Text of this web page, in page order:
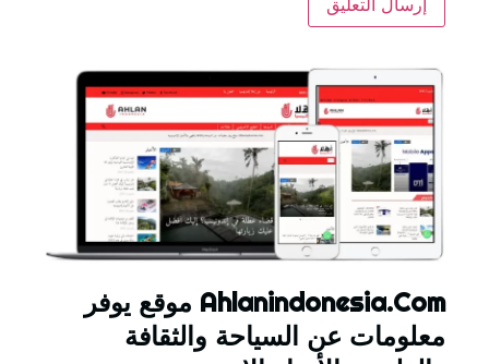
Ahlanindonesia.Com موقع يوفر
معلومات عن السياحة والثقافة